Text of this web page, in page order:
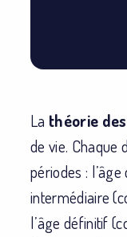
La théorie
de vie. Chaque
périodes :
intermédiaire
l’âge définitif